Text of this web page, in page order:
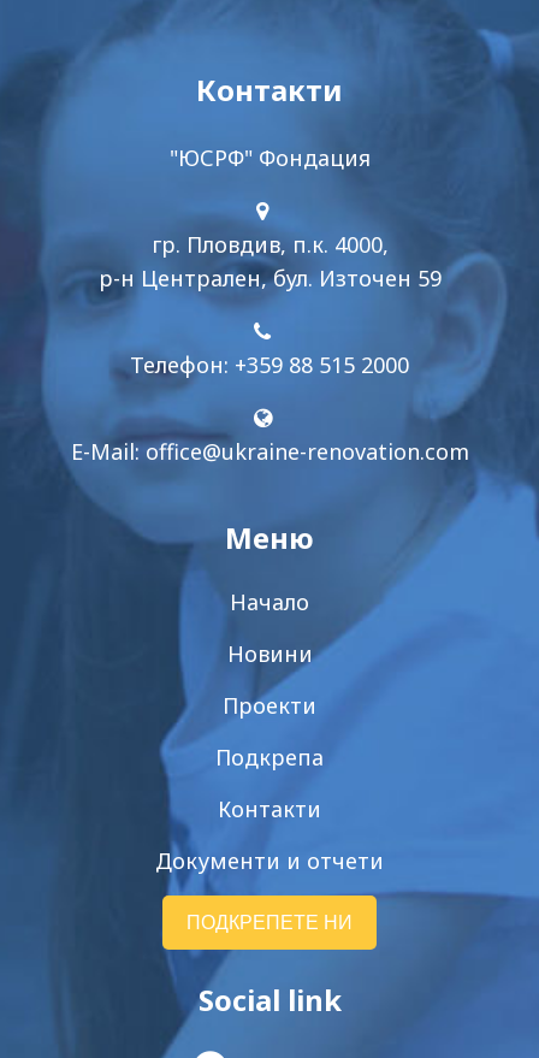
Контакти
"ЮСРФ" Фондация
гр. Пловдив, п.к. 4000,
р-н Централен, бул. Източен 59
Телефон: +359 88 515 2000
E-Mail:office@ukraine-renovation.com
Меню
Начало
Новини
Проекти
Подкрепа
Контакти
Документи и отчети
ПОДКРЕПЕТЕ НИ
Social link